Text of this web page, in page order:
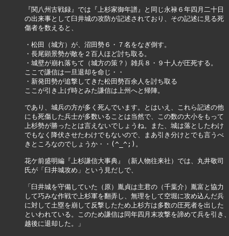
『関八州古戦録』では『上杉家御年譜』と同じ永禄６年四月二十日
の出来事として臼井城の攻防が記述されており、その記述に見る死
傷者を数えると、
・松田（城方）が、沼田勢６・７名をなぎ倒す。
・長尾顕景勢が敵を２百人ほど討ち取る。
・城壁が崩れ落ちて（城方の策？）雑兵８・９十人が圧死する。
ここで謙信は一旦退却を命じ・・
・新発田勢が追撃してきた松田勢百余人を討ち取る
ここが引き上げ時とみた謙信は上州へと帰陣。
であり、城兵の方が多く死んでいます。とはいえ、これら記述の他
にも死傷した兵士が多数いることは当然で、この数の大小をもって
上杉勢が勝ったとは言えないでしょうね。また、城は落としたわけ
でもなく降伏させたわけでもないので、まあ引き分けとでも言うべ
きところなのでしょうか・・(^_^;)。
花ケ前盛明編『上杉謙信大事典』（新人物往来社）では、丸井敬司
氏が「臼井城攻め」という見だしで、
「臼井城を守備していた（原）胤貞は主君の（千葉介）胤富と協力
して巧みな作戦で上杉軍を翻弄し、無理をして空堀に攻め込んだ兵
に対して土塁を崩して反撃したため上杉方は多数の圧死者を出した
といわれている。このため謙信は同年四月末攻撃を諦めて兵を引き
越後に退却した。」